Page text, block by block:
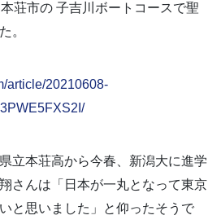
荘市の 子吉川ボートコースで聖
。
article/20210608-
立本荘高から今春、新潟大に進学
さんは「日本が一丸となって東京
と思いました」と仰ったそうで